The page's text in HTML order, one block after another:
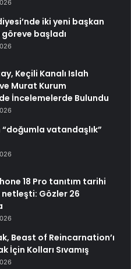
iki yeni başkan
göreve başladı
Keçili Kanalı Islah
Murat Kurum
İncelemelerde Bulundu
“doğumla vatandaşlık”
18 Pro tanıtım tarihi
Gözler 26
Beast of Reincarnation’ı
İçin Kolları Sıvamış